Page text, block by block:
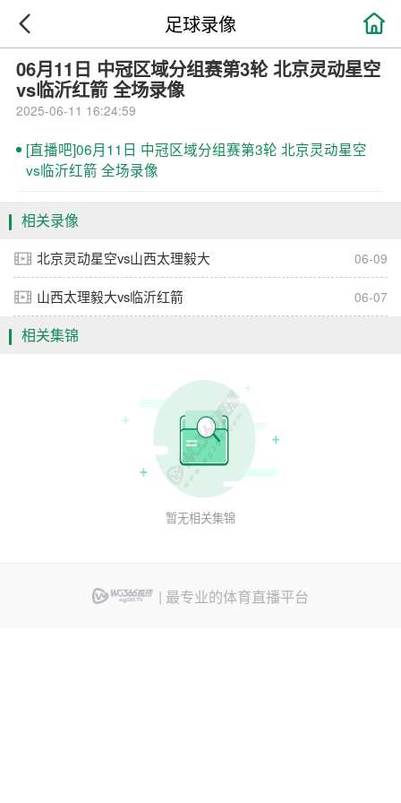

足球录像
06月11日 中冠区域分组赛第3轮 北京灵动星空
vs临沂红箭 全场录像
2025-06-11 16:24:59
[直播吧]06月11日 中冠区域分组赛第3轮 北京灵动星空
vs临沂红箭 全场录像
相关录像
北京灵动星空vs山西太理毅大 06-09
山西太理毅大vs临沂红箭 06-07
相关集锦
暂无相关集锦
| 最专业的体育直播平台